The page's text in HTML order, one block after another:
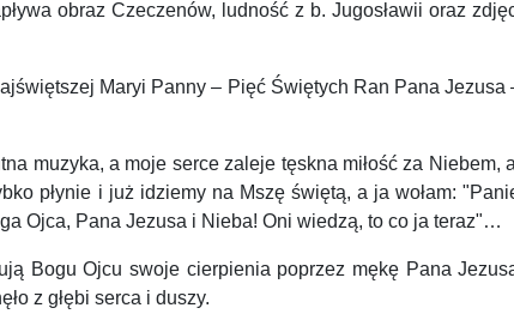
obraz Czeczenów, ludność z b. Jugosławii oraz
Maryi Panny – Pięć Świętych Ran Pana
a moje serce zaleje tęskna miłość za Niebem,
płynie i już idziemy na Mszę świętą, a ja wołam:
Ojca, Pana Jezusa i Nieba! Oni wiedzą, to co ja teraz"…
Bogu Ojcu swoje cierpienia poprzez mękę Pana
z głębi serca i duszy.